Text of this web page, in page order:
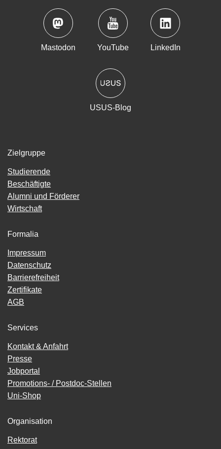
Mastodon YouTube LinkedIn
USUS-Blog
Zielgruppe
Studierende
Beschäftigte
Alumni und Förderer
Wirtschaft
Formalia
Impressum
Datenschutz
Barrierefreiheit
Zertifikate
AGB
Services
Kontakt & Anfahrt
Presse
Jobportal
Promotions- / Postdoc-Stellen
Uni-Shop
Organisation
Rektorat